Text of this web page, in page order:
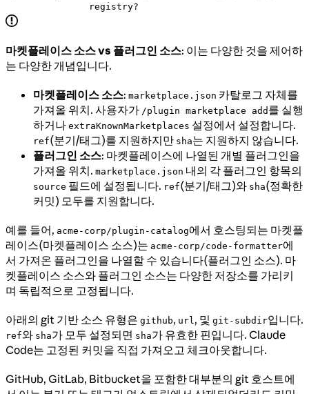
registry?
마켓플레이스 소스 vs 플러그인 소스: 이는 다양한 것을 제어하
는 다양한 개념입니다.
마켓플레이스 소스: marketplace.json 카탈로그 자체를
가져올 위치. 사용자가 /plugin marketplace add 를 실행
하거나 extraKnownMarketplaces 설정에서 설정합니다.
ref(분기/태그)를 지원하지만 sha는 지원하지 않습니다.
플러그인 소스: 마켓플레이스에 나열된 개별 플러그인을
가져올 위치. marketplace.json 내의 각 플러그인 항목의
source 필드에 설정됩니다. ref(분기/태그)와 sha(정확한
커밋) 모두를 지원합니다.
예를 들어, acme-corp/plugin-catalog에서 호스팅되는 마켓플
레이스(마켓플레이스 소스)는 acme-corp/code-formatter에
서 가져온 플러그인을 나열할 수 있습니다(플러그인 소스). 마
켓플레이스 소스와 플러그인 소스는 다양한 저장소를 가리키
며 독립적으로 고정됩니다.
아래의 git 기반 소스 유형은 github, url, 및 git-subdir입니다.
ref와 sha가 모두 설정되면 sha가 유효한 핀입니다. Claude
Code는 고정된 커밋을 직접 가져오고 체크아웃합니다.
GitHub, GitLab, Bitbucket을 포함한 대부분의 git 호스트에